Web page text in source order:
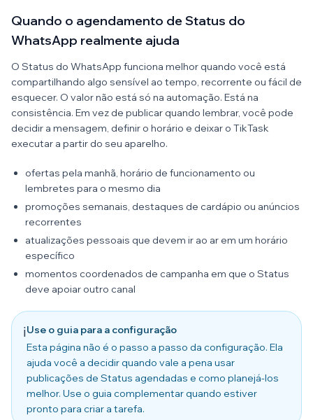
Quando o agendamento de Status do
WhatsApp realmente ajuda
O Status do WhatsApp funciona melhor quando você está
compartilhando algo sensível ao tempo, recorrente ou fácil de
esquecer. O valor não está só na automação. Está na
consistência. Em vez de publicar quando lembrar, você pode
decidir a mensagem, definir o horário e deixar o TikTask
executar a partir do seu aparelho.
ofertas pela manhã, horário de funcionamento ou
lembretes para o mesmo dia
promoções semanais, destaques de cardápio ou anúncios
recorrentes
atualizações pessoais que devem ir ao ar em um horário
específico
momentos coordenados de campanha em que o Status
deve apoiar outro canal
ℹ️Use o guia para a configuração
Esta página não é o passo a passo da configuração. Ela
ajuda você a decidir quando vale a pena usar
publicações de Status agendadas e como planejá-los
melhor. Use o guia complementar quando estiver
pronto para criar a tarefa.